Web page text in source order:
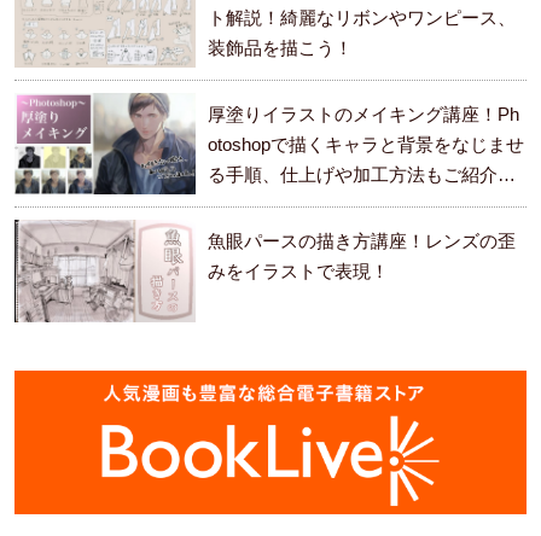
ト解説！綺麗なリボンやワンピース、
装飾品を描こう！
厚塗りイラストのメイキング講座！Ph
otoshopで描くキャラと背景をなじませ
る手順、仕上げや加工方法もご紹介し
ます。
魚眼パースの描き方講座！レンズの歪
みをイラストで表現！